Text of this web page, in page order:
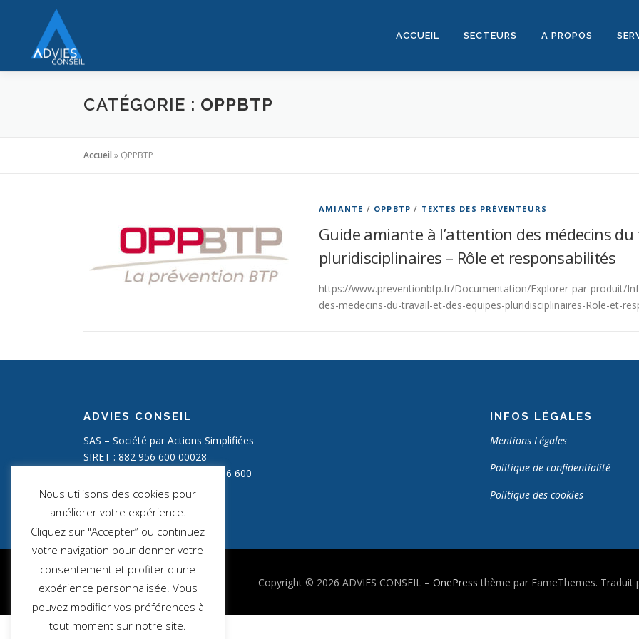
ACCUEIL SECTEURS A PROPOS
CATÉGORIE : OPPBTP
Accueil » OPPBTP
AMIANTE / OPPBTP / TEXTES DES PRÉVENTEURS
Guide amiante à l’attention des médecins
pluridisciplinaires – Rôle et responsabilités
https://www.preventionbtp.fr/Documentation/Explorer-par-produit/
des-medecins-du-travail-et-des-equipes-pluridisciplinaires-Role-et-
ADVIES CONSEIL
SAS – Société par Actions Simplifiées
SIRET : 882 956 600 00028
Numéro de TVA : FR 20 882 956 600
Capital social : 2000,00 €
INFOS LÉGALES
Mentions Légales
Politique de confidentialité
Politique des cookies
Copyright © 2026 ADVIES CONSEIL – OnePress thème par FameThemes. Traduit
Nous utilisons des cookies pour
améliorer votre expérience.
Cliquez sur "Accepter” ou continuez
votre navigation pour donner votre
consentement et profiter d'une
expérience personnalisée. Vous
pouvez modifier vos préférences à
tout moment sur notre site.